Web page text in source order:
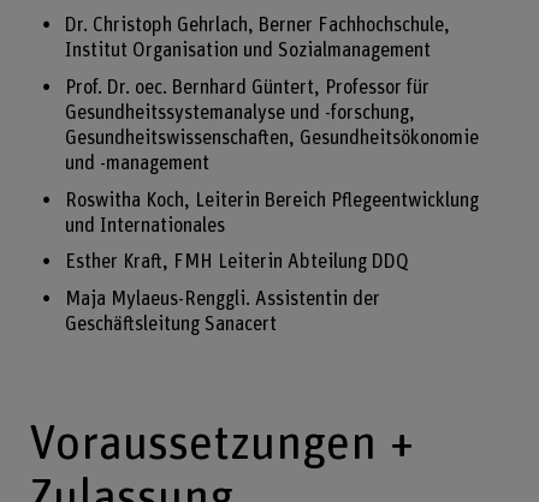
Dr. Christoph Gehrlach, Berner Fachhochschule,
Institut Organisation und Sozialmanagement
Prof. Dr. oec. Bernhard Güntert, Professor für
Gesundheitssystemanalyse und -forschung,
Gesundheitswissenschaften, Gesundheitsökonomie
und -management
Roswitha Koch, Leiterin Bereich Pflegeentwicklung
und Internationales
Esther Kraft, FMH Leiterin Abteilung DDQ
Maja Mylaeus-Renggli. Assistentin der
Geschäftsleitung Sanacert
Voraussetzungen +